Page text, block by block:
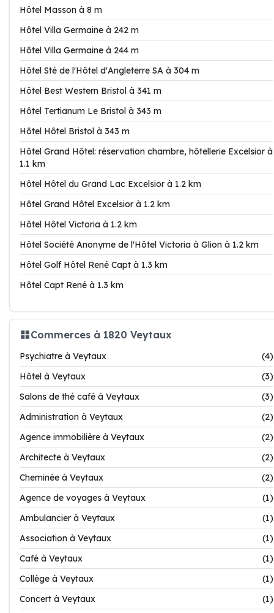
Hôtel Masson à 8 m
Hôtel Villa Germaine à 242 m
Hôtel Villa Germaine à 244 m
Hôtel Sté de l'Hôtel d'Angleterre SA à 304 m
Hôtel Best Western Bristol à 341 m
Hôtel Tertianum Le Bristol à 343 m
Hôtel Hôtel Bristol à 343 m
Hôtel Grand Hôtel: réservation chambre, hôtellerie Excelsior à
1.1 km
Hôtel Hôtel du Grand Lac Excelsior à 1.2 km
Hôtel Grand Hôtel Excelsior à 1.2 km
Hôtel Hôtel Victoria à 1.2 km
Hôtel Société Anonyme de l'Hôtel Victoria à Glion à 1.2 km
Hôtel Golf Hôtel René Capt à 1.3 km
Hôtel Capt René à 1.3 km
Commerces à 1820 Veytaux
Psychiatre à Veytaux
(4)
Hôtel à Veytaux
(3)
Salons de thé café à Veytaux
(3)
Administration à Veytaux
(2)
Agence immobilière à Veytaux
(2)
Architecte à Veytaux
(2)
Cheminée à Veytaux
(2)
Agence de voyages à Veytaux
(1)
Ambulancier à Veytaux
(1)
Association à Veytaux
(1)
Café à Veytaux
(1)
Collège à Veytaux
(1)
Concert à Veytaux
(1)